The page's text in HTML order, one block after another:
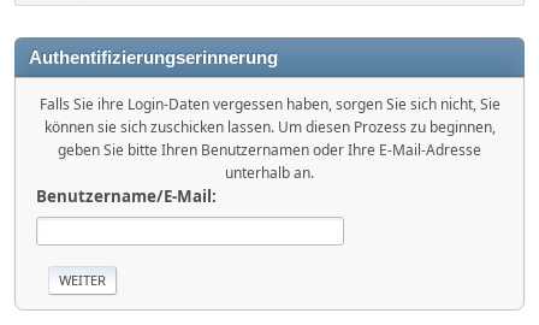
Authentifizierungserinnerung
Falls Sie ihre Login-Daten vergessen haben, sorgen Sie sich nicht, Sie
können sie sich zuschicken lassen. Um diesen Prozess zu beginnen,
geben Sie bitte Ihren Benutzernamen oder Ihre E-Mail-Adresse
unterhalb an.
Benutzername/E-Mail: